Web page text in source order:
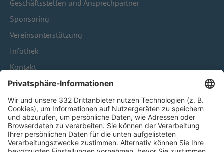
Geschäftsstellen und Ansprechpartner
Sponsoring
Vereinsunterstützung
Infothek
Kontakt
HÄUFIG BESUCHTE SEITEN
Pässe und Vereinswechsel
Trainerausbildung
Schulungsangebot Vereinsmitarbeiter